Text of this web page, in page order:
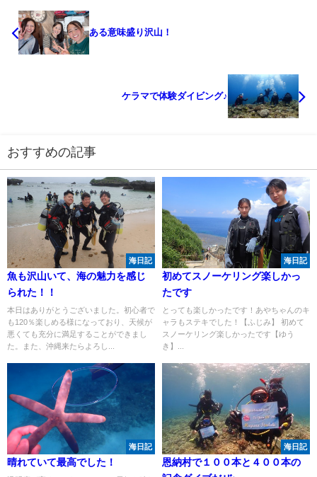
ある意味盛り沢山！
ケラマで体験ダイビング♪
おすすめの記事
海日記
魚も沢山いて、海の魅力を感じ
られた！！
本日はありがとうございました。初心者で
も120％楽しめる様になっており、天候が
悪くても充分に満足することができまし
た。また、沖縄来たらよろし...
海日記
初めてスノーケリング楽しかっ
たです
とっても楽しかったです！あやちゃんのキ
ャラもステキでした！【ふじみ】 初めて
スノーケリング楽しかったです【ゆう
き】...
海日記
晴れていて最高でした！
海日記
恩納村で１００本と４００本の